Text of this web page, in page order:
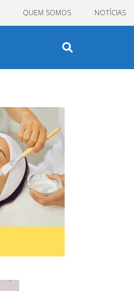
QUEM SOMOS NOTÍCIAS